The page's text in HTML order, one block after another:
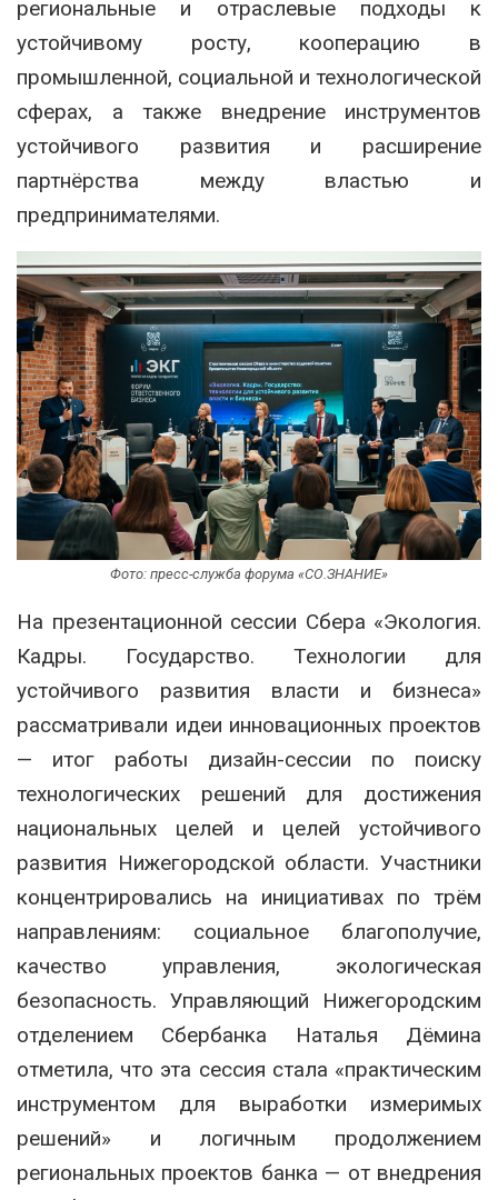
региональные и отраслевые подходы к
устойчивому росту, кооперацию в
промышленной, социальной и технологической
сферах, а также внедрение инструментов
устойчивого развития и расширение
партнёрства между властью и
предпринимателями.
Фото: пресс-служба форума «СО.ЗНАНИЕ»
На презентационной сессии Сбера «Экология.
Кадры. Государство. Технологии для
устойчивого развития власти и бизнеса»
рассматривали идеи инновационных проектов
— итог работы дизайн-сессии по поиску
технологических решений для достижения
национальных целей и целей устойчивого
развития Нижегородской области. Участники
концентрировались на инициативах по трём
направлениям: социальное благополучие,
качество управления, экологическая
безопасность. Управляющий Нижегородским
отделением Сбербанка Наталья Дёмина
отметила, что эта сессия стала «практическим
инструментом для выработки измеримых
решений» и логичным продолжением
региональных проектов банка — от внедрения